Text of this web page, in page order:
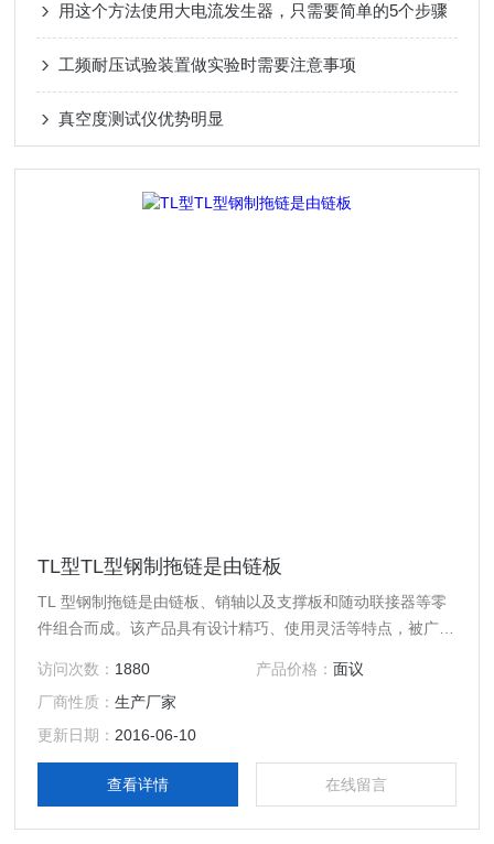
用这个方法使用大电流发生器，只需要简单的5个步骤
工频耐压试验装置做实验时需要注意事项
真空度测试仪优势明显
TL型TL型钢制拖链是由链板
TL 型钢制拖链是由链板、销轴以及支撑板和随动联接器等零
件组合而成。该产品具有设计精巧、使用灵活等特点，被广泛
汽、水软管和电缆的同时移动之用。
访问次数： 1880 产品价格： 面议
厂商性质：生产厂家
更新日期： 2016-06-10
查看详情 在线留言